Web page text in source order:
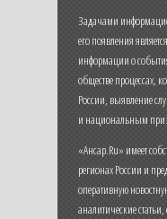
Задачами
его появления
информации о
обществе процессах,
России, выявление
и национальным
«Ансар.Ru» имеет
регионах России и
оперативную
аналитические